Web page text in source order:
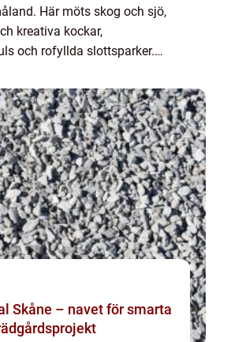
Här möts skog och sjö,
kreativa kockar,
och rofyllda slottsparker.
Skåne – navet för smarta